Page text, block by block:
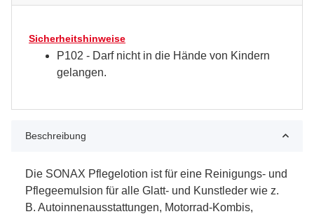
Sicherheitshinweise
P102 - Darf nicht in die Hände von Kindern
gelangen.
Beschreibung
Die SONAX Pflegelotion ist für eine Reinigungs- und
Pflegeemulsion für alle Glatt- und Kunstleder wie z.
B. Autoinnenausstattungen, Motorrad-Kombis,